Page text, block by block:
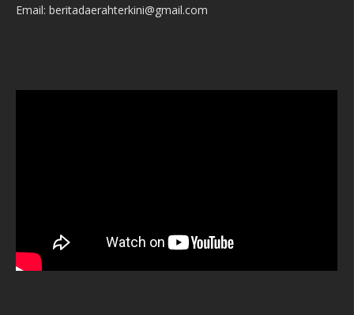
Email: beritadaerahterkini@gmail.com